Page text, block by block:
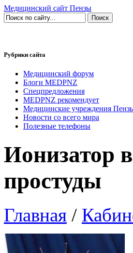
Медицинский сайт Пензы
Рубрики сайта
Медицинский форум
Блоги MEDPNZ
Спецпредложения
MEDPNZ рекомендует
Медицинские учреждения
Новости со всего мира
Полезные телефоны
Ионизатор
простуды
Главная /